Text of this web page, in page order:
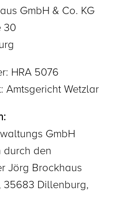
GmbH & Co. KG
30
HRA 5076
Amtsgericht Wetzlar
GmbH
durch den
Jörg Brockhaus
35683 Dillenburg,